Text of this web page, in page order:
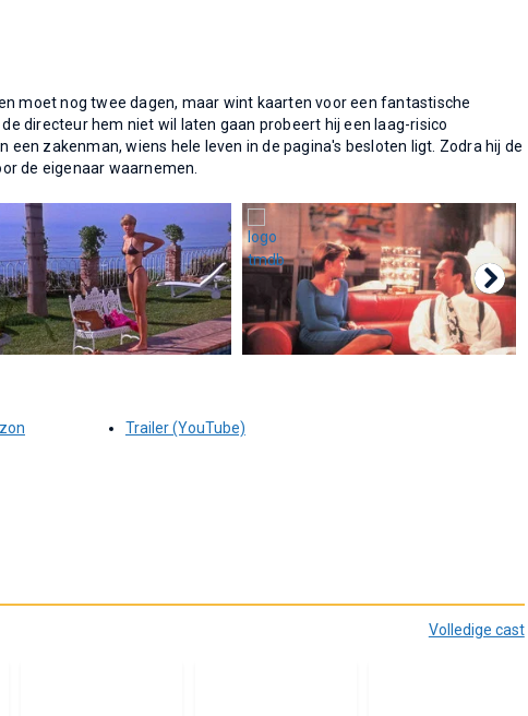
moet nog twee dagen, maar wint kaarten voor een fantastische
directeur hem niet wil laten gaan probeert hij een laag-risico
zakenman, wiens hele leven in de pagina's besloten ligt. Zodra hij de
de eigenaar waarnemen.
Trailer (YouTube)
Volledige cast